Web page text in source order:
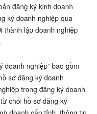
đăng ký kinh doanh
ký doanh nghiệp qua
thành lập doanh nghiệp
doanh nghiệp” bao gồm
sơ đăng ký doanh
trong đăng ký doanh
chối hồ sơ đăng ký